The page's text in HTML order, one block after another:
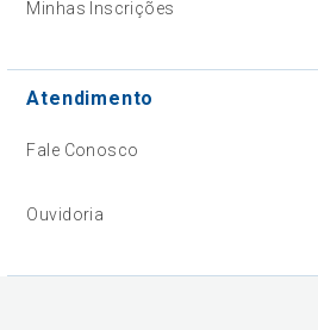
Minhas Inscrições
Atendimento
Fale Conosco
Ouvidoria